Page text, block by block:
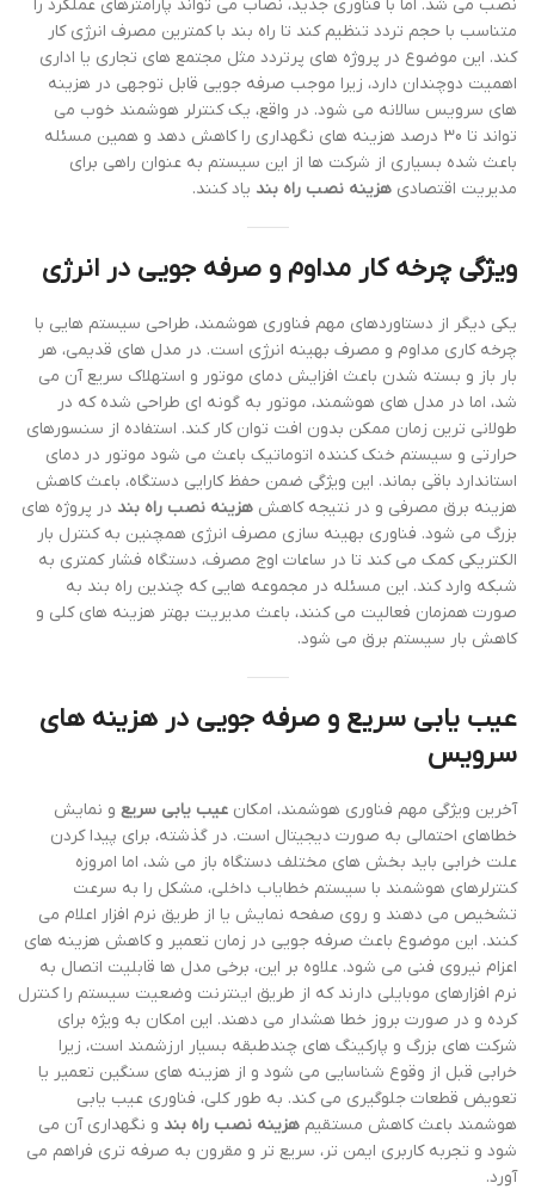
نصب می شد. اما با فناوری جدید، نصاب می تواند پارامترهای عملکرد را
متناسب با حجم تردد تنظیم کند تا راه بند با کمترین مصرف انرژی کار
کند. این موضوع در پروژه های پرتردد مثل مجتمع های تجاری یا اداری
اهمیت دوچندان دارد، زیرا موجب صرفه جویی قابل توجهی در هزینه
های سرویس سالانه می شود. در واقع، یک کنترلر هوشمند خوب می
تواند تا 30 درصد هزینه های نگهداری را کاهش دهد و همین مسئله
باعث شده بسیاری از شرکت ها از این سیستم به عنوان راهی برای
مدیریت اقتصادی هزینه نصب راه بند یاد کنند.
ویژگی چرخه کار مداوم و صرفه جویی در انرژی
یکی دیگر از دستاوردهای مهم فناوری هوشمند، طراحی سیستم هایی با
چرخه کاری مداوم و مصرف بهینه انرژی است. در مدل های قدیمی، هر
بار باز و بسته شدن باعث افزایش دمای موتور و استهلاک سریع آن می
شد، اما در مدل های هوشمند، موتور به گونه ای طراحی شده که در
طولانی ترین زمان ممکن بدون افت توان کار کند. استفاده از سنسورهای
حرارتی و سیستم خنک کننده اتوماتیک باعث می شود موتور در دمای
استاندارد باقی بماند. این ویژگی ضمن حفظ کارایی دستگاه، باعث کاهش
هزینه برق مصرفی و در نتیجه کاهش هزینه نصب راه بند در پروژه های
بزرگ می شود. فناوری بهینه سازی مصرف انرژی همچنین به کنترل بار
الکتریکی کمک می کند تا در ساعات اوج مصرف، دستگاه فشار کمتری به
شبکه وارد کند. این مسئله در مجموعه هایی که چندین راه بند به
صورت همزمان فعالیت می کنند، باعث مدیریت بهتر هزینه های کلی و
کاهش بار سیستم برق می شود.
عیب یابی سریع و صرفه جویی در هزینه های
سرویس
آخرین ویژگی مهم فناوری هوشمند، امکان عیب یابی سریع و نمایش
خطاهای احتمالی به صورت دیجیتال است. در گذشته، برای پیدا کردن
علت خرابی باید بخش های مختلف دستگاه باز می شد، اما امروزه
کنترلرهای هوشمند با سیستم خطایاب داخلی، مشکل را به سرعت
تشخیص می دهند و روی صفحه نمایش یا از طریق نرم افزار اعلام می
کنند. این موضوع باعث صرفه جویی در زمان تعمیر و کاهش هزینه های
اعزام نیروی فنی می شود. علاوه بر این، برخی مدل ها قابلیت اتصال به
نرم افزارهای موبایلی دارند که از طریق اینترنت وضعیت سیستم را کنترل
کرده و در صورت بروز خطا هشدار می دهند. این امکان به ویژه برای
شرکت های بزرگ و پارکینگ های چندطبقه بسیار ارزشمند است، زیرا
خرابی قبل از وقوع شناسایی می شود و از هزینه های سنگین تعمیر یا
تعویض قطعات جلوگیری می کند. به طور کلی، فناوری عیب یابی
هوشمند باعث کاهش مستقیم هزینه نصب راه بند و نگهداری آن می
شود و تجربه کاربری ایمن تر، سریع تر و مقرون به صرفه تری فراهم می
آورد.